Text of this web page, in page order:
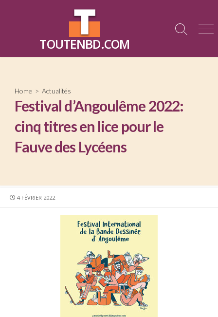
TOUTENBD.COM
Search
Home > Actualités
Festival d’Angoulême 2022:
cinq titres en lice pour le
Fauve des Lycéens
PUBLISHED
4 FÉVRIER 2022